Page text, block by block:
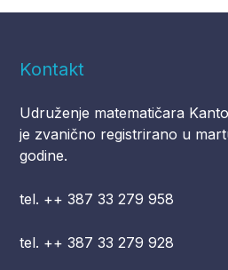
Kontakt
Udruženje matematičara
je zvanično registrirano u
godine.
tel. ++ 387 33 279 958
tel. ++ 387 33 279 928